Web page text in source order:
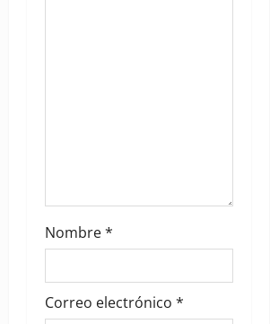
Nombre*
Correo electrónico *